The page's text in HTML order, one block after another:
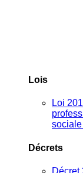
Lois
Loi
sociale
Décrets
Décret